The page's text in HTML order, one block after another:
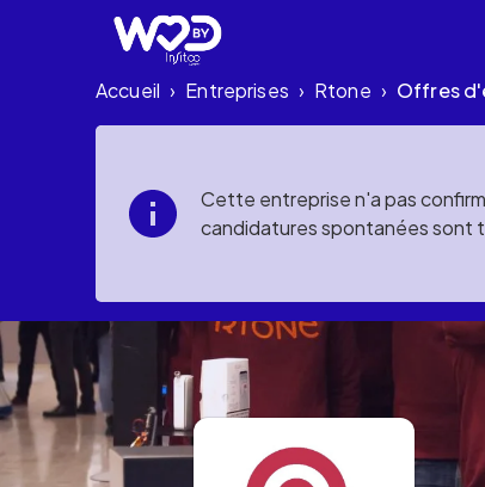
Accueil › Entreprises › Rtone › Offres
Cette entreprise n'a pas
candidatures spontanées sont